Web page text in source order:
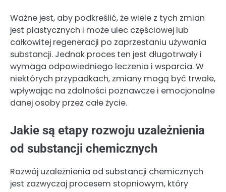
Ważne jest, aby podkreślić, że wiele z tych zmian
jest plastycznych i może ulec częściowej lub
całkowitej regeneracji po zaprzestaniu używania
substancji. Jednak proces ten jest długotrwały i
wymaga odpowiedniego leczenia i wsparcia. W
niektórych przypadkach, zmiany mogą być trwałe,
wpływając na zdolności poznawcze i emocjonalne
danej osoby przez całe życie.
Jakie są etapy rozwoju uzależnienia
od substancji chemicznych
Rozwój uzależnienia od substancji chemicznych
jest zazwyczaj procesem stopniowym, który